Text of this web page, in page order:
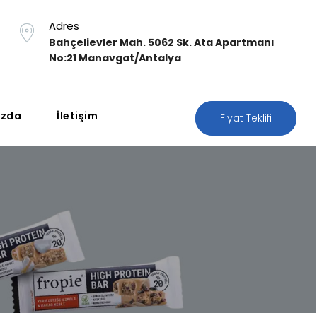
Adres
Bahçelievler Mah. 5062 Sk. Ata Apartmanı
No:21 Manavgat/Antalya
İletişim Fiyat Teklifi